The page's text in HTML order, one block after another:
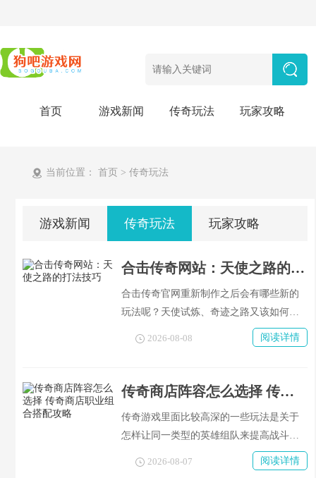
首页 游戏新闻 传奇玩法 玩家攻略
当前位置： 首页 > 传奇玩法
游戏新闻 传奇玩法 玩家攻略
合击传奇网站：天使之路的打法技巧
合击传奇官网重新制作之后会有哪些新的
玩法呢？天使试炼、奇迹之路又该如何进
行下去呢？当卡利玛来到的时候就让全世
界都惊呆了，在此之前没有人见过她这么
抗昆顿而献出了自己的生命，整片土地都
的大陆醒来，在人类渴望的地方成为了一
个勇士的角色，并且也得到了光明女神的
认可。于是主角加入到所有的勇者的队伍
2026-08-08 阅读详情
传奇商店阵容怎么选择 传奇商店职业组合搭配攻略
传奇游戏里面比较高深的一些玩法是关于
怎样让同一类型的英雄组队来提高战斗力
的问题。接下来给大家分享一下有关于传
奇私服中各个角色之间的搭配方法以及各
2026-08-07 阅读详情